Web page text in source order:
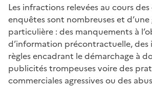
Les infractions relevées au cours
enquêtes sont nombreuses et
particulière : des manquements à
d’information précontractuelle, des
règles encadrant le démarchage à
publicités trompeuses voire des
commerciales agressives ou des